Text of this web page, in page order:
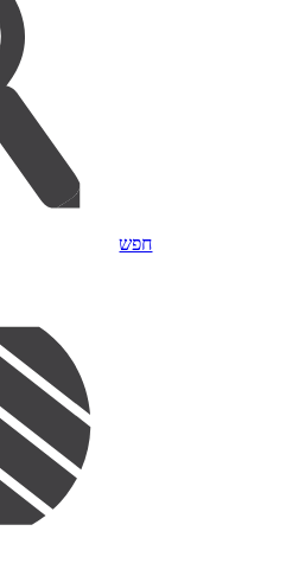
חפש